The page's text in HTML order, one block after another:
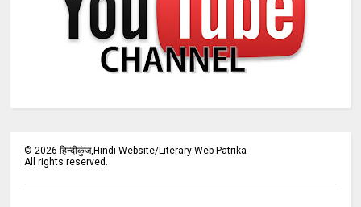
©2026 हिन्दीकुंज,Hindi Website/Literary Web Patrika
All rights reserved.